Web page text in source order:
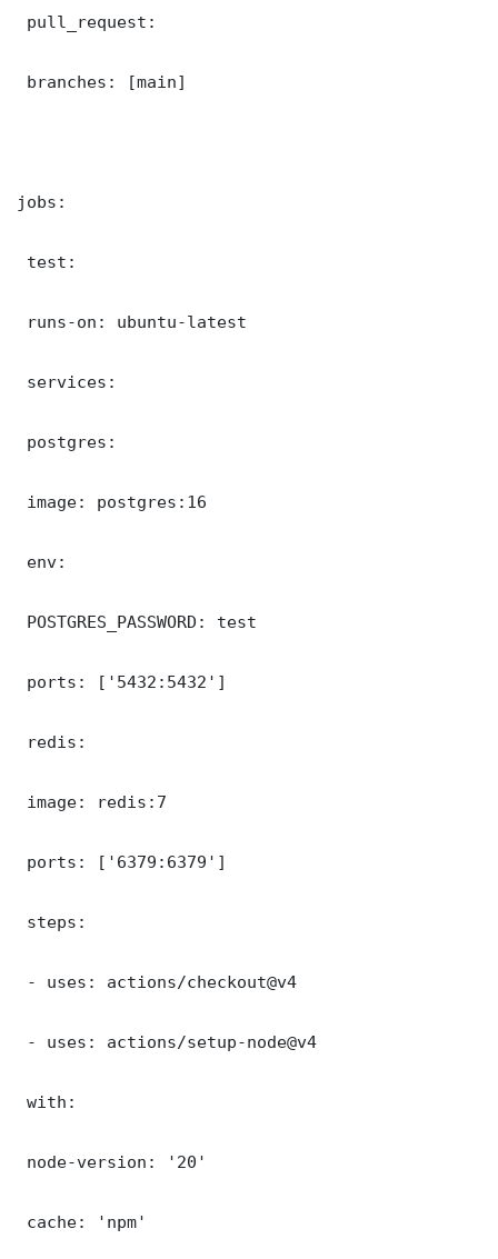
pull_request:
branches: [main]
jobs:
test:
runs-on: ubuntu-latest
services:
postgres:
image: postgres:16
env:
POSTGRES_PASSWORD: test
ports: ['5432:5432']
redis:
image: redis:7
ports: ['6379:6379']
steps:
- uses: actions/checkout@v4
- uses: actions/setup-node@v4
with:
node-version: '20'
cache: 'npm'